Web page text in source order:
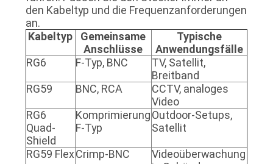
den Kabeltyp und die Frequenzanforderungen
an.
Kabeltyp
Gemeinsame
Anschlüsse
Typische
Anwendungsfälle
RG6
F-Typ, BNC
TV, Satellit,
Breitband
RG59
BNC, RCA
CCTV, analoges
Video
RG6
Quad-
Shield
Komprimierung
F-Typ
Outdoor-Setups,
Satellit
RG59 FlexCrimp-BNC
Videoüberwachung